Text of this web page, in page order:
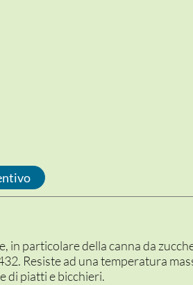
in particolare della canna da
Resiste ad una temperatura
di piatti e bicchieri.